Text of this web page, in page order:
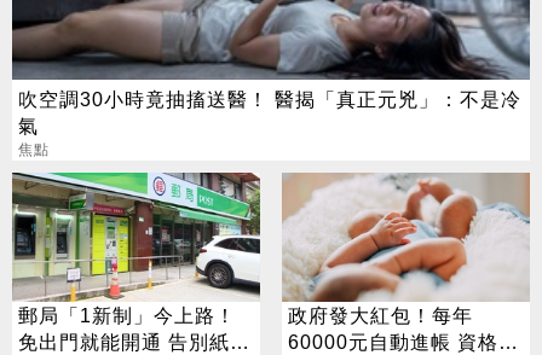
吹空調30小時竟抽搐送醫！ 醫揭「真正元兇」：不是冷
氣
焦點
郵局「1新制」今上路！
免出門就能開通 告別紙本
政府發大紅包！每年
60000元自動進帳 資格一